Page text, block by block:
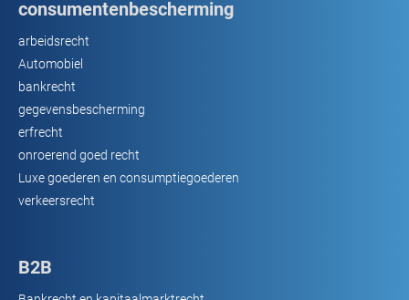
consumentenbescherming
arbeidsrecht
Automobiel
bankrecht
gegevensbescherming
erfrecht
onroerend goed recht
Luxe goederen en consumptiegoederen
verkeersrecht
B2B